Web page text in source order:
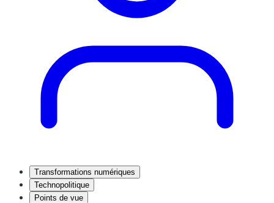
Transformations numériques
Technopolitique
Points de vue